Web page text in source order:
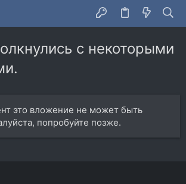
с некоторыми
это вложение не может быть
попробуйте позже.